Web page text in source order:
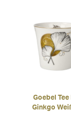
Goebel Tee
Ginkgo